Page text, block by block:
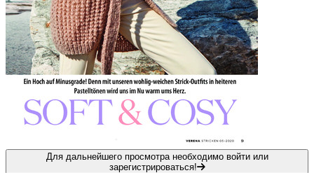
Для дальнейшего просмотра необходимо войти или
зарегистрироваться!